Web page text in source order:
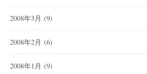
2008年3月 (9)
2008年2月 (6)
2008年1月 (9)